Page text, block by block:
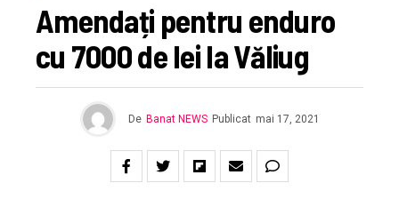
Amendați pentru enduro
cu 7000 de lei la Văliug
De Banat NEWS Publicat mai 17, 2021